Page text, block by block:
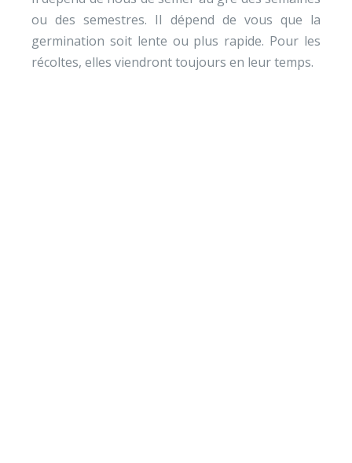
ou des semestres. Il dépend de vous que la
germination soit lente ou plus rapide. Pour les
récoltes, elles viendront toujours en leur temps.